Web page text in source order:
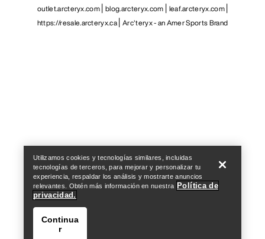
outlet.arcteryx.com blog.arcteryx.com leaf.arcteryx.com
https://resale.arcteryx.ca Arc'teryx - an Amer Sports Brand
Utilizamos cookies y tecnologías similares, incluidas
tecnologías de terceros, para mejorar y personalizar tu
experiencia, respaldar los análisis y mostrarte anuncios
relevantes. Obtén más información en nuestra Política de
privacidad.
Continua
r